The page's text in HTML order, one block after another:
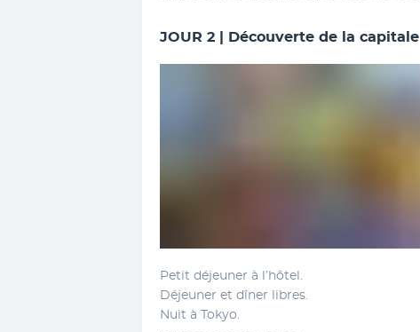
JOUR 2 | Découverte de la capitale
Petit déjeuner à l’hôtel.
Déjeuner et dîner libres.
Nuit à Tokyo.